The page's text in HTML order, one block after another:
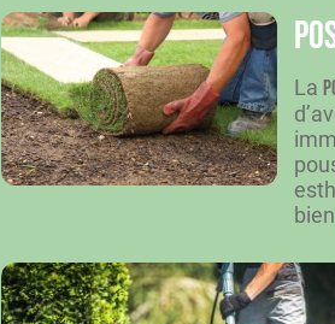
La